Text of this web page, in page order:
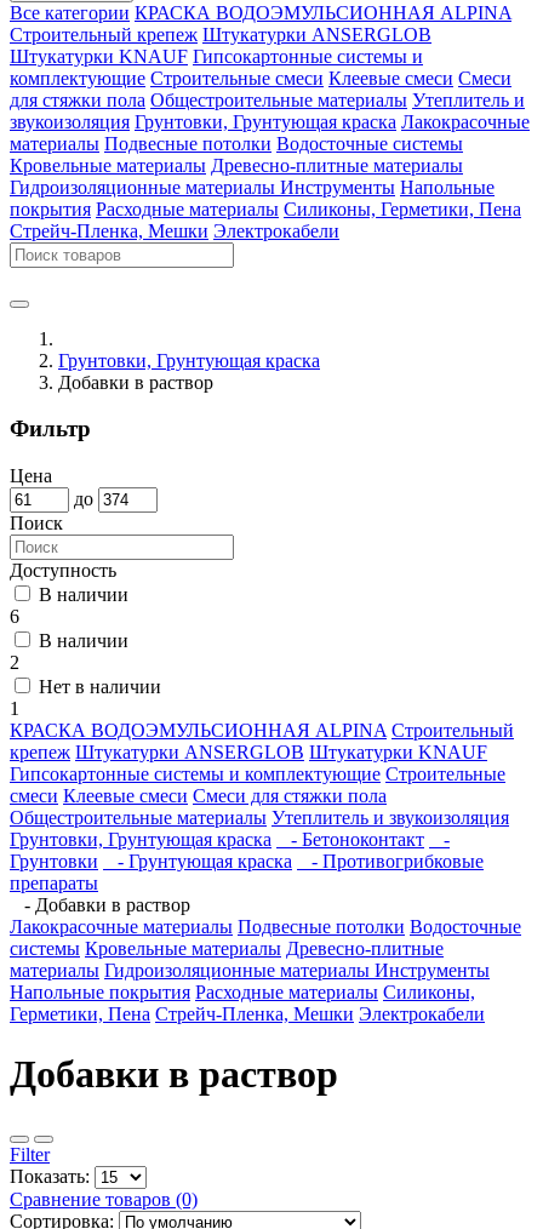
Все категории КРАСКА ВОДОЭМУЛЬСИОННАЯ ALPINA
Строительный крепеж Штукатурки ANSERGLOB
Штукатурки KNAUF Гипсокартонные системы и
комплектующие Строительные смеси Клеевые смеси Смеси
для стяжки пола Общестроительные материалы Утеплитель и
звукоизоляция Грунтовки, Грунтующая краска Лакокрасочные
материалы Подвесные потолки Водосточные системы
Кровельные материалы Древесно-плитные материалы
Гидроизоляционные материалы Инструменты Напольные
покрытия Расходные материалы Силиконы, Герметики, Пена
Стрейч-Пленка, Мешки Электрокабели
Грунтовки, Грунтующая краска
Добавки в раствор
Фильтр
Цена
до
Поиск
Доступность
В наличии
6
В наличии
2
Нет в наличии
1
КРАСКА ВОДОЭМУЛЬСИОННАЯ ALPINA Строительный
крепеж Штукатурки ANSERGLOB Штукатурки KNAUF
Гипсокартонные системы и комплектующие Строительные
смеси Клеевые смеси Смеси для стяжки пола
Общестроительные материалы Утеплитель и звукоизоляция
Грунтовки, Грунтующая краска
- Бетоноконтакт
-
Грунтовки
- Грунтующая краска
- Противогрибковые
препараты
- Добавки в раствор
Лакокрасочные материалы Подвесные потолки Водосточные
системы Кровельные материалы Древесно-плитные
материалы Гидроизоляционные материалы Инструменты
Напольные покрытия Расходные материалы Силиконы,
Герметики, Пена Стрейч-Пленка, Мешки Электрокабели
Добавки в раствор
Filter
Показать:
Сравнение товаров (0)
Сортировка: